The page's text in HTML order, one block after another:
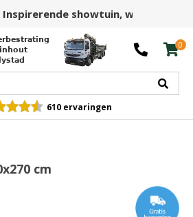
showtuin,winkel en opslag
0
610 ervaringen
cm